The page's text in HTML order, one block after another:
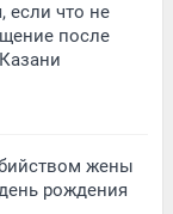
если что не
после
жены
рождения